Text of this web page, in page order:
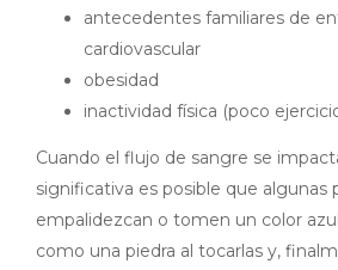
antecedentes familiares de
cardiovascular
obesidad
inactividad física (poco
Cuando el flujo de sangre se
significativa es posible que algunas
empalidezcan o tomen un color
como una piedra al tocarlas y,